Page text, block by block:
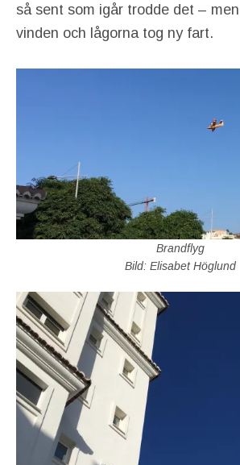
så sent som igår trodde det –
vinden och lågorna tog ny fart.
Brandflyg
Bild: Elisabet Höglund